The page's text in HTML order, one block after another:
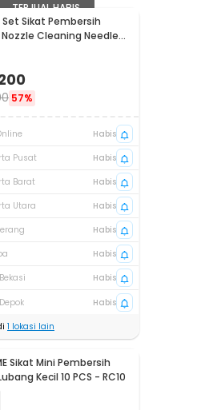
TERJUAL HABIS
Sikat Pembersih
Cleaning Needle
57%
Habis
Pusat
Habis
Barat
Habis
Utara
Habis
Habis
Habis
Habis
Habis
1 lokasi lain
Sikat Mini Pembersih
Kecil 10 PCS - RC10